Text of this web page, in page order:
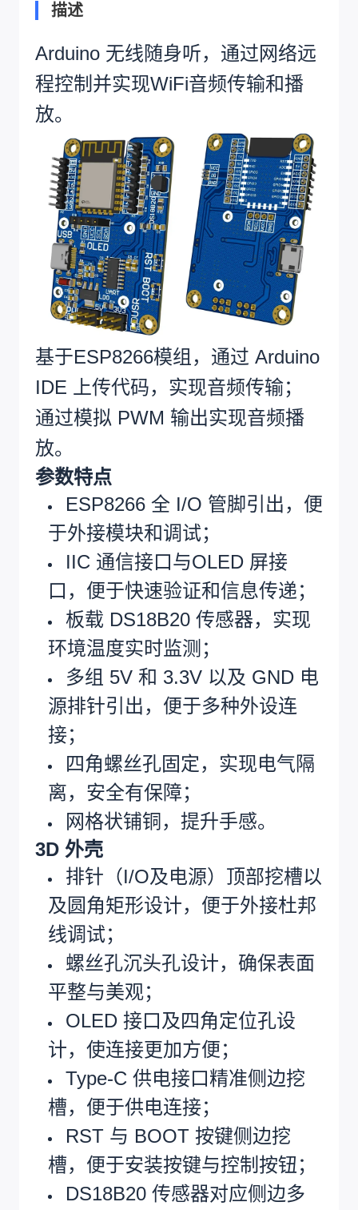
描述
Arduino 无线随身听，通过网络远
程控制并实现WiFi音频传输和播
放。
基于ESP8266模组， 通过 Arduino
IDE 上传代码，实现音频传输；
通过模拟 PWM 输出实现音频播
放。
参数特点
ESP8266 全 I/O 管脚引出，便
于外接模块和调试；
IIC 通信接口与OLED 屏接
口，便于快速验证和信息传递；
板载 DS18B20 传感器，实现
环境温度实时监测；
多组 5V 和 3.3V 以及 GND 电
源排针引出，便于多种外设连
接；
四角螺丝孔固定，实现电气隔
离，安全有保障；
网格状铺铜，提升手感。
3D 外壳
排针（I/O及电源）顶部挖槽以
及圆角矩形设计，便于外接杜邦
线调试；
螺丝孔沉头孔设计，确保表面
平整与美观；
OLED 接口及四角定位孔设
计，使连接更加方便；
Type-C 供电接口精准侧边挖
槽，便于供电连接；
RST 与 BOOT 按键侧边挖
槽，便于安装按键与控制按钮；
DS18B20 传感器对应侧边多